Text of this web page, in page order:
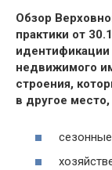
Обзор
практики от
недвижимого
строения,
в другое